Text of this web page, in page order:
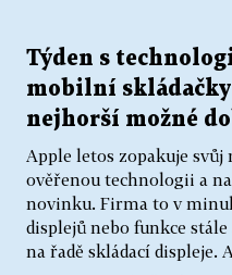
Týden s
mobilní
nejhorší možné
Apple letos zopakuje
ověřenou technologii a
novinku. Firma to v
displejů nebo funkce
na řadě skládací displeje.